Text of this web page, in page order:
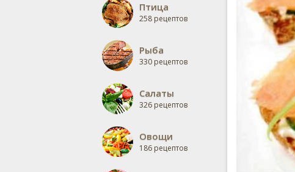
Птица
258 рецептов
Рыба
330 рецептов
Салаты
326 рецептов
Овощи
186 рецептов